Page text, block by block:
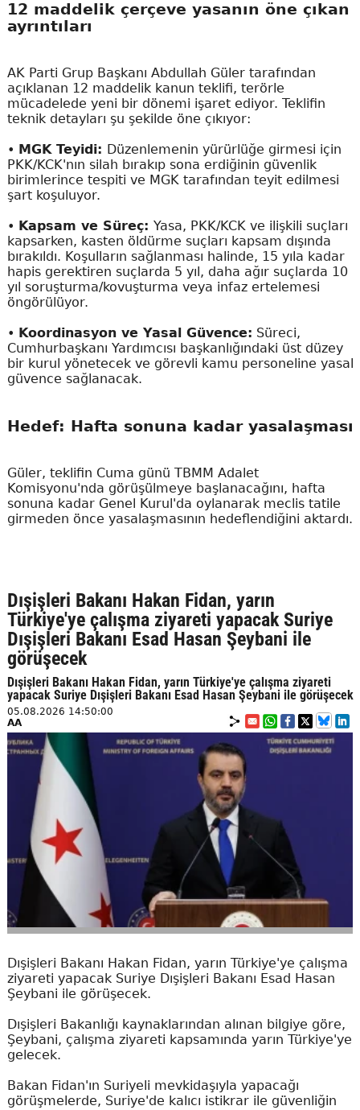
12 maddelik çerçeve yasanın öne çıkan
ayrıntıları
AK Parti Grup Başkanı Abdullah Güler tarafından
açıklanan 12 maddelik kanun teklifi, terörle
mücadelede yeni bir dönemi işaret ediyor. Teklifin
teknik detayları şu şekilde öne çıkıyor:
• MGK Teyidi: Düzenlemenin yürürlüğe girmesi için
PKK/KCK'nın silah bırakıp sona erdiğinin güvenlik
birimlerince tespiti ve MGK tarafından teyit edilmesi
şart koşuluyor.
• Kapsam ve Süreç: Yasa, PKK/KCK ve ilişkili suçları
kapsarken, kasten öldürme suçları kapsam dışında
bırakıldı. Koşulların sağlanması halinde, 15 yıla kadar
hapis gerektiren suçlarda 5 yıl, daha ağır suçlarda 10
yıl soruşturma/kovuşturma veya infaz ertelemesi
öngörülüyor.
• Koordinasyon ve Yasal Güvence: Süreci,
Cumhurbaşkanı Yardımcısı başkanlığındaki üst düzey
bir kurul yönetecek ve görevli kamu personeline yasal
güvence sağlanacak.
Hedef: Hafta sonuna kadar yasalaşması
Güler, teklifin Cuma günü TBMM Adalet
Komisyonu'nda görüşülmeye başlanacağını, hafta
sonuna kadar Genel Kurul'da oylanarak meclis tatile
girmeden önce yasalaşmasının hedeflendiğini aktardı.
Dışişleri Bakanı Hakan Fidan, yarın
Türkiye'ye çalışma ziyareti yapacak Suriye
Dışişleri Bakanı Esad Hasan Şeybani ile
görüşecek
Dışişleri Bakanı Hakan Fidan, yarın Türkiye'ye çalışma ziyareti
yapacak Suriye Dışişleri Bakanı Esad Hasan Şeybani ile görüşecek
05.08.2026 14:50:00
AA
Dışişleri Bakanı Hakan Fidan, yarın Türkiye'ye çalışma
ziyareti yapacak Suriye Dışişleri Bakanı Esad Hasan
Şeybani ile görüşecek.
Dışişleri Bakanlığı kaynaklarından alınan bilgiye göre,
Şeybani, çalışma ziyareti kapsamında yarın Türkiye'ye
gelecek.
Bakan Fidan'ın Suriyeli mevkidaşıyla yapacağı
görüşmelerde, Suriye'de kalıcı istikrar ile güvenliğin